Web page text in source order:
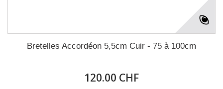
Bretelles Accordéon 5,5cm Cuir - 75 à 100cm
120.00 CHF